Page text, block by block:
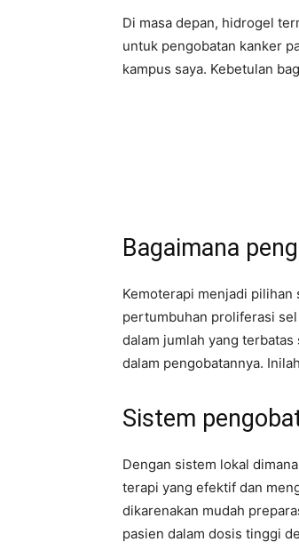
Di masa depan, hidrogel
untuk pengobatan kanker
kampus saya. Kebetulan
Bagaimana
Kemoterapi menjadi
pertumbuhan proliferasi
dalam jumlah yang
dalam pengobatannya.
Sistem
Dengan sistem lokal
terapi yang efektif dan
dikarenakan mudah
pasien dalam dosis tinggi